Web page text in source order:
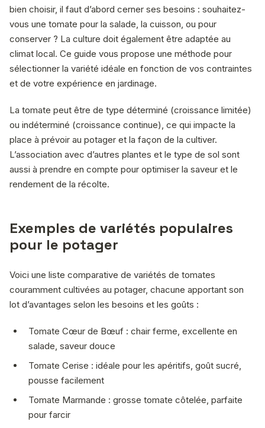
bien choisir, il faut d’abord cerner ses besoins : souhaitez-
vous une tomate pour la salade, la cuisson, ou pour
conserver ? La culture doit également être adaptée au
climat local. Ce guide vous propose une méthode pour
sélectionner la variété idéale en fonction de vos contraintes
et de votre expérience en jardinage.
La tomate peut être de type déterminé (croissance limitée)
ou indéterminé (croissance continue), ce qui impacte la
place à prévoir au potager et la façon de la cultiver.
L’association avec d’autres plantes et le type de sol sont
aussi à prendre en compte pour optimiser la saveur et le
rendement de la récolte.
Exemples de variétés populaires
pour le potager
Voici une liste comparative de variétés de tomates
couramment cultivées au potager, chacune apportant son
lot d’avantages selon les besoins et les goûts :
Tomate Cœur de Bœuf : chair ferme, excellente en
salade, saveur douce
Tomate Cerise : idéale pour les apéritifs, goût sucré,
pousse facilement
Tomate Marmande : grosse tomate côtelée, parfaite
pour farcir